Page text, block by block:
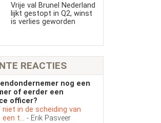
Vrije val Brunel Nederland
lijkt gestopt in Q2, winst
is verlies geworden
REACTIES
nog een
of eerder een
officer?
niet in de scheiding van
t... - Erik Pasveer